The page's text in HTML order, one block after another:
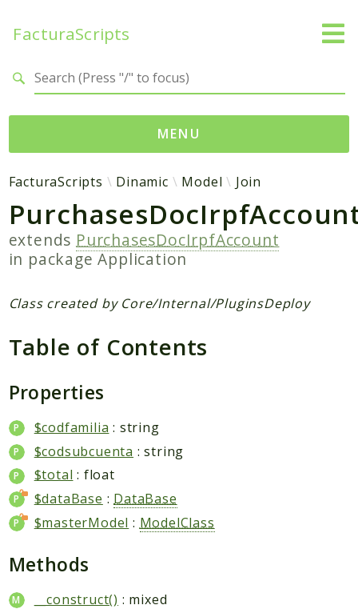
FacturaScripts
MENU
Web
← facturascripts.com
Namespaces
FacturaScripts
Application
Reports
Deprecated
Errors
Markers
Indices
Files
FacturaScripts Dinamic Model Join
extends PurchasesDocIrpfAccount
in packageApplication
Class created by Core/Internal/PluginsDeploy
Table of Contents
Properties
$codfamilia : string
$codsubcuenta : string
$total : float
$dataBase : DataBase
$masterModel : ModelClass
Methods
__construct() : mixed
Search results